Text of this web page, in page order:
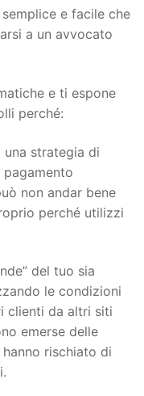
e facile che
a un avvocato
e ti espone
perché:
una strategia di
non andar bene
perché utilizzi
del tuo sia
le condizioni
clienti da altri siti
emerse delle
rischiato di